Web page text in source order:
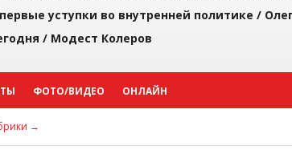
уступки во внутренней политике /
/ Модест Колеров
ФОТО/ВИДЕО ОНЛАЙН
→